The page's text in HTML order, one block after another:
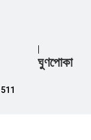
Add to cart
ঘুণপোকা
511